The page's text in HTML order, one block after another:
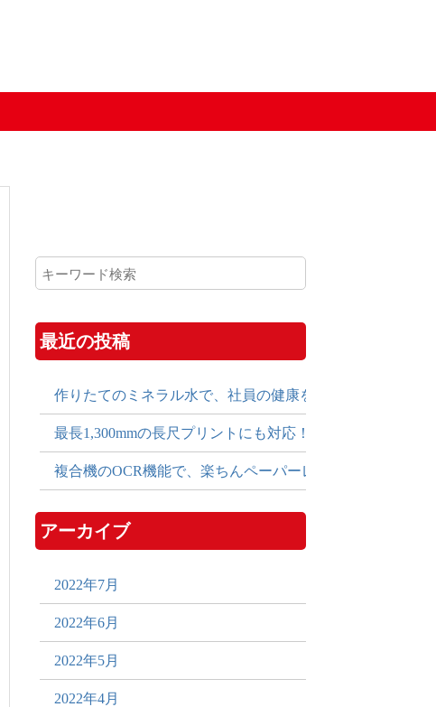
最近の投稿
作りたてのミネラル水で、社員の健康を守る！
最長1,300mmの長尺プリントにも対応！多彩な出力でPOP
複合機のOCR機能で、楽ちんペーパーレス化！
アーカイブ
2022年7月
2022年6月
2022年5月
2022年4月